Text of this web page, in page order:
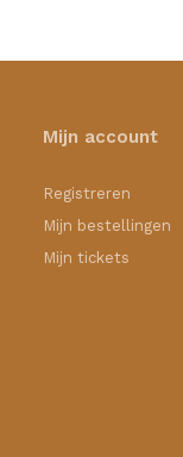
Mijn account
Registreren
Mijn bestellingen
Mijn tickets